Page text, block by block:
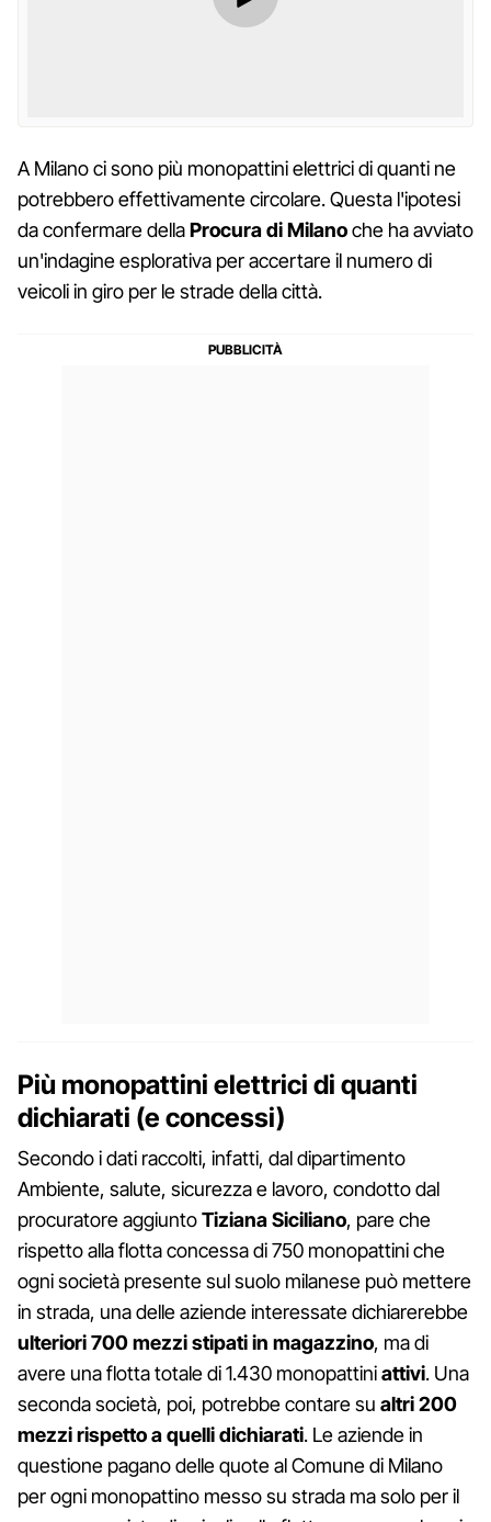
A Milano ci sono più monopattini elettrici di quanti ne
potrebbero effettivamente circolare. Questa l'ipotesi
da confermare dellaProcuradi Milanoche ha avviato
un'indagine esplorativa per accertare il numero di
veicoli in giro per le strade della città.
Più monopattini elettrici di quanti
dichiarati (e concessi)
Secondo i dati raccolti, infatti, dal dipartimento
Ambiente, salute, sicurezza e lavoro, condotto dal
procuratore aggiuntoTizianaSiciliano, pare che
rispetto alla flotta concessa di 750 monopattini che
ogni società presente sul suolo milanese può mettere
in strada, una delle aziende interessate dichiarerebbe
ulteriori 700 mezzi stipati in magazzino, ma di
avere una flotta totale di 1.430 monopattiniattivi. Una
seconda società, poi, potrebbe contare su altri 200
mezzi rispetto a quelli dichiarati. Le aziende in
questione pagano delle quote al Comune di Milano
per ogni monopattino messo su strada ma solo per il